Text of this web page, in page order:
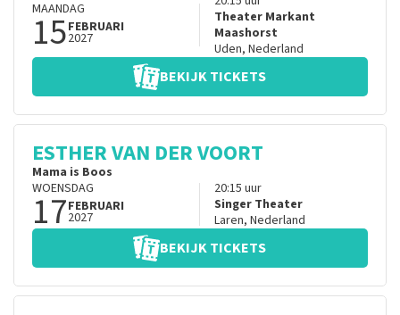
MAANDAG
15FEBRUARI
2027
Theater Markant
Maashorst
Uden, Nederland
BEKIJK TICKETS
ESTHER VAN DER VOORT
Mama is Boos
WOENSDAG
17FEBRUARI
2027
20:15 uur
Singer Theater
Laren, Nederland
BEKIJK TICKETS